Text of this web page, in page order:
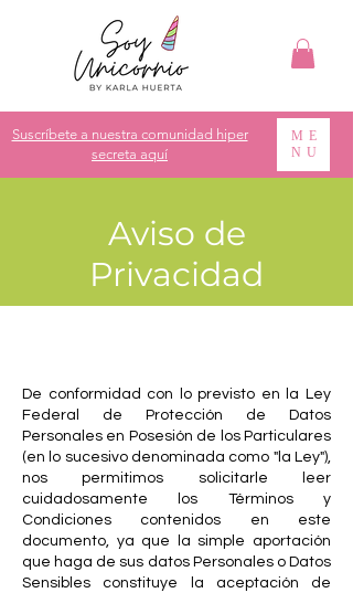
Suscríbete a nuestra comunidad hiper
secreta aquí
ME
NU
Aviso de
Privacidad
De conformidad con lo previsto en la Ley
Federal de Protección de Datos
Personales en Posesión de los Particulares
(en lo sucesivo denominada como "la Ley"),
nos permitimos solicitarle leer
cuidadosamente los Términos y
Condiciones contenidos en este
documento, ya que la simple aportación
que haga de sus datos Personales o Datos
Sensibles constituye la aceptación de